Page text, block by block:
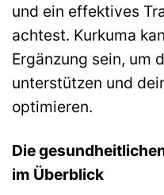
und ein effektives
achtest. Kurkuma
Ergänzung sein, um
unterstützen und
optimieren.
Die
im Überblick